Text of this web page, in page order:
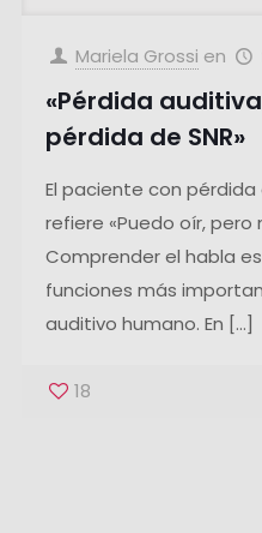
Mariela Grossi en
«Pérdida
pérdida de SNR»
El paciente con
refiere «Puedo oír, pero
Comprender el habla
funciones más
auditivo humano. En […]
18